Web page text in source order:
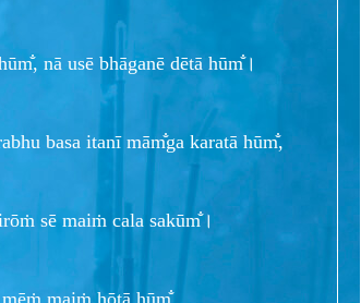
nā usē bhāganē dētā hūm̐।
basa itanī mām̐ga karatā hūm̐,
sē maiṁ cala sakūm̐।
maiṁ hōtā hūm̐